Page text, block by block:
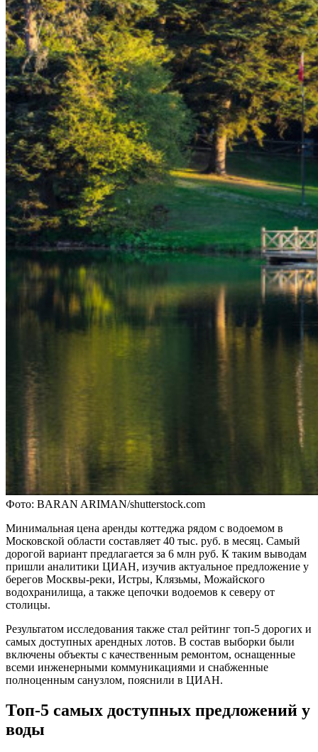
Фото: BARAN ARIMAN/shutterstock.com
Минимальная цена аренды коттеджа рядом с водоемом в
Московской области составляет 40 тыс. руб. в месяц. Самый
дорогой вариант предлагается за 6 млн руб. К таким выводам
пришли аналитики ЦИАН, изучив актуальное предложение у
берегов Москвы-реки, Истры, Клязьмы, Можайского
водохранилища, а также цепочки водоемов к северу от
столицы.
Результатом исследования также стал рейтинг топ-5 дорогих и
самых доступных арендных лотов. В состав выборки были
включены объекты с качественным ремонтом, оснащенные
всеми инженерными коммуникациями и снабженные
полноценным санузлом, пояснили в ЦИАН.
Топ-5 самых доступных предложений у
воды